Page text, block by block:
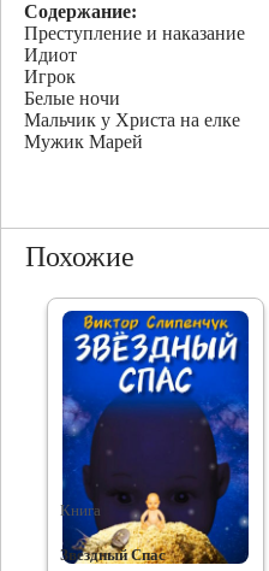
Содержание:
Преступление и наказание
Идиот
Игрок
Белые ночи
Мальчик у Христа на елке
Мужик Марей
Похожие
Книга
Звездный Спас